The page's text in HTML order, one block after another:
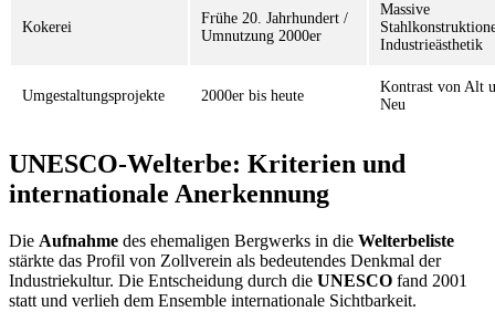
Kokerei
Frühe 20. Jahrhundert /
Umnutzung 2000er
Massive
Industrieästhetik
Umgestaltungsprojekte 2000er bis heute
Kontrast von Alt
Neu
UNESCO-Welterbe: Kriterien und
internationale Anerkennung
Die Aufnahme des ehemaligen Bergwerks in die Welterbeliste
stärkte das Profil von Zollverein als bedeutendes Denkmal der
Industriekultur. Die Entscheidung durch die UNESCO fand 2001
statt und verlieh dem Ensemble internationale Sichtbarkeit.